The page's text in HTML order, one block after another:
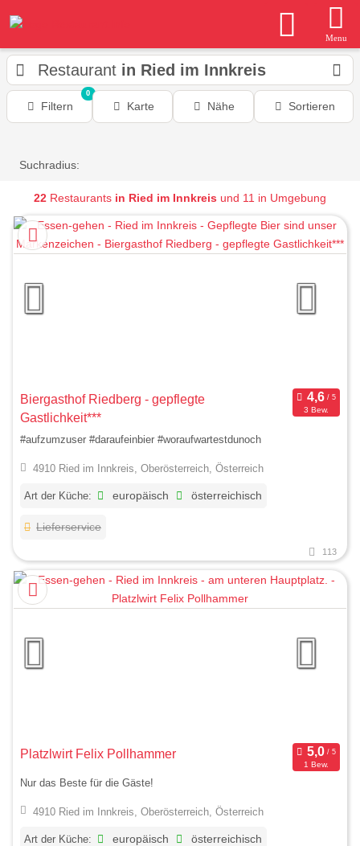
Menu
Restaurant in Ried im Innkreis
Filtern
0
Karte Nähe Sortieren
Suchradius:
22 Restaurants in Ried im Innkreis und 11 in Umgebung
Biergasthof Riedberg - gepflegte
Gastlichkeit***
3 Bew.
#aufzumzuser #daraufeinbier #woraufwartestdunoch
4910 Ried im Innkreis, Oberösterreich, Österreich
Art der Küche: europäisch österreichisch
Lieferservice
113
Platzlwirt Felix Pollhammer
1 Bew.
Nur das Beste für die Gäste!
4910 Ried im Innkreis, Oberösterreich, Österreich
Art der Küche: europäisch österreichisch